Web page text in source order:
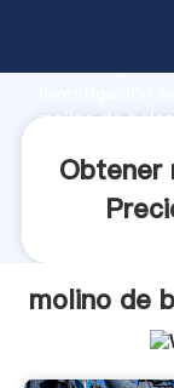
fuerte
molino de
Obtener
molino de